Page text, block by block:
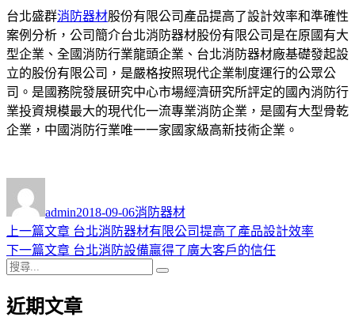
台北盛群消防器材股份有限公司產品提高了設計效率和準確性
案例分析，公司簡介台北消防器材股份有限公司是在原國有大
型企業、全國消防行業龍頭企業、台北消防器材廠基礎發起設
立的股份有限公司，是嚴格按照現代企業制度運行的公眾公
司。是國務院發展研究中心市場經濟研究所評定的國內消防行
業投資規模最大的現代化一流專業消防企業，是國有大型骨乾
企業，中國消防行業唯一一家國家級高新技術企業。
者
admin佈
日
期:
2018-09-06類
消防器材
文
章
導
覽
上一篇文章 上
一
章:
台北消防器材有限公司提高了產品設計效率
下一篇文章 下
文
台北消防設備贏得了廣大客戶的信任
搜
關
近期文章